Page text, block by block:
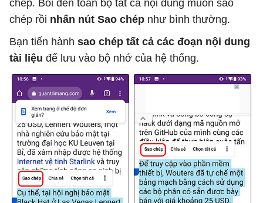
chép. Bôi đen toàn bộ tất cả nội dung muốn sao
chép rồi nhấn nút Sao chép như bình thường.
Bạn tiến hành sao chép tất cả các đoạn nội dung
tài liệu để lưu vào bộ nhớ của hệ thống.